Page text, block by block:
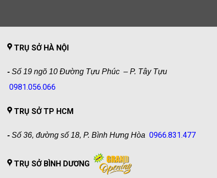
TRỤ SỞ HÀ NỘI
- Số 19 ngõ 10 Đường Tựu Phúc – P. Tây Tựu
0981.056.066
TRỤ SỞ TP HCM
- Số 36, đường số 18, P. Bình Hưng Hòa 0966.831.477
TRỤ SỞ BÌNH DƯƠNG